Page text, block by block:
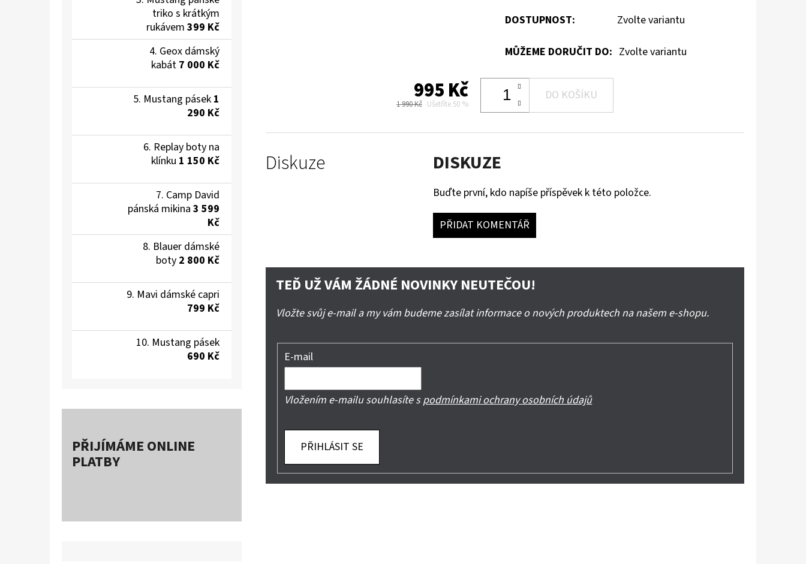
triko s krátkým
rukávem 399 Kč
Geox dámský
kabát 7 000 Kč
Mustang pásek 1
290 Kč
Replay boty na
klínku 1 150 Kč
Camp David
pánská mikina 3 599
Kč
Blauer dámské
boty 2 800 Kč
Mavi dámské capri
799 Kč
Mustang pásek
690 Kč
PŘIJÍMÁME ONLINE
PLATBY
DOSTUPNOST: Zvolte variantu
MŮŽEME DORUČIT DO: Zvolte variantu
995 Kč
1 990 Kč Ušetříte 50 %
DO KOŠÍKU
Diskuze DISKUZE
Buďte první, kdo napíše příspěvek k této položce.
PŘIDAT KOMENTÁŘ
TEĎ UŽ VÁM ŽÁDNÉ NOVINKY NEUTEČOU!
Vložte svůj e-mail a my vám budeme zasílat informace o nových produktech na našem e-shopu.
E-mail
Vložením e-mailu souhlasíte spodmínkami ochrany osobních údajů
PŘIHLÁSIT SE